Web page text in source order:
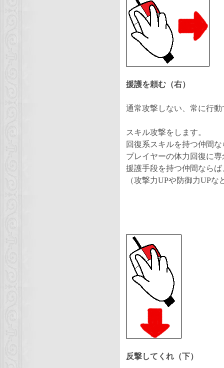
援護を頼む（右）
通常攻撃しない 、常に行
スキル攻撃をします。
回復系スキルを持つ仲間
プレイヤーの体力回復に
援護手段を持つ仲間なら
（攻撃力UPや防御力UPな
反撃してくれ（下）